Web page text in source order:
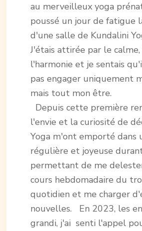
au merveilleux yoga
poussé un jour de fatigue
d'une salle de Kundalini
J'étais attirée par le
l'harmonie et je sentais
pas engager uniquement
mais tout mon être.
Depuis cette première
l'envie et la curiosité de
Yoga m'ont emporté dans
régulière et joyeuse
permettant de me
cours hebdomadaire du
quotidien et me charger
nouvelles.
En 2023, les
grandi, j'ai senti l'appel